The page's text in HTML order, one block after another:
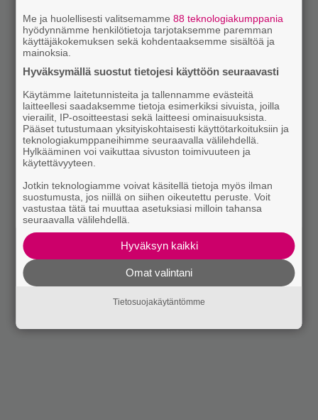
Me ja huolellisesti valitsemamme88 teknologiakumppania
hyödynnämme henkilötietoja tarjotaksemme paremman
käyttäjäkokemuksen sekä kohdentaaksemme sisältöä ja
mainoksia.
Hyväksymällä suostut tietojesi käyttöön seuraavasti
Käytämme laitetunnisteita ja tallennamme evästeitä
laitteellesi saadaksemme tietoja esimerkiksi sivuista, joilla
vierailit, IP-osoitteestasi sekä laitteesi ominaisuuksista.
Pääset tutustumaan yksityiskohtaisesti käyttötarkoituksiin ja
teknologiakumppaneihimme seuraavalla välilehdellä.
Hylkääminen voi vaikuttaa sivuston toimivuuteen ja
käytettävyyteen.
Jotkin teknologiamme voivat käsitellä tietoja myös ilman
suostumusta, jos niillä on siihen oikeutettu peruste. Voit
vastustaa tätä tai muuttaa asetuksiasi milloin tahansa
seuraavalla välilehdellä.
Hyväksyn kaikki
Omat valintani
Tietosuojakäytäntömme